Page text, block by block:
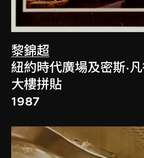
黎錦超
紐約時代廣場及密斯·
大樓拼貼
1987